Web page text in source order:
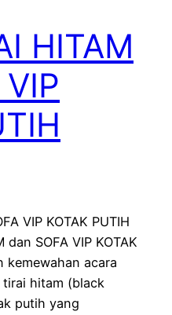
HITAM
VIP KOTAK PUTIH
dan SOFA VIP KOTAK
kemewahan acara
hitam (black
putih yang